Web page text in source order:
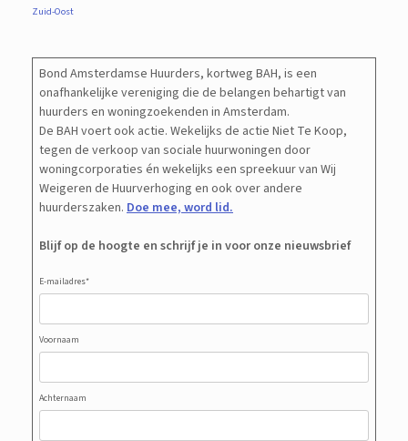
Zuid-Oost
Bond Amsterdamse Huurders, kortweg BAH, is een
onafhankelijke vereniging die de belangen behartigt van
huurders en woningzoekenden in Amsterdam.
De BAH voert ook actie. Wekelijks de actie Niet Te Koop,
tegen de verkoop van sociale huurwoningen door
woningcorporaties én wekelijks een spreekuur van Wij
Weigeren de Huurverhoging en ook over andere
huurderszaken. Doe mee, word lid.
Blijf op de hoogte en schrijf je in voor onze nieuwsbrief
E-mailadres*
Voornaam
Achternaam